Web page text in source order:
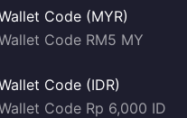
Code (MYR)
Code RM5 MY
Code (IDR)
Code Rp 6,000 ID